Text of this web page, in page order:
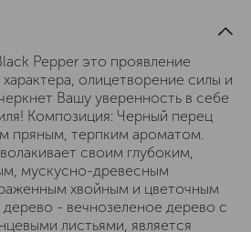
Pepper это проявление
олицетворение силы и
Вашу уверенность в себе
Композиция: Черный перец
пряным, терпким ароматом.
своим глубоким,
мускусно-древесным
хвойным и цветочным
- вечнозеленое дерево с
листьями, является